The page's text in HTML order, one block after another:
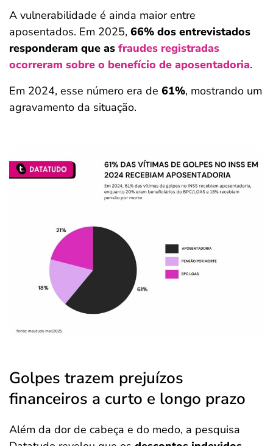
A vulnerabilidade é ainda maior entre
aposentados. Em 2025, 66% dos entrevistados
responderam que as fraudes registradas
ocorreram sobre o benefício de aposentadoria.
Em 2024, esse número era de 61%, mostrando um
agravamento da situação.
Golpes trazem prejuízos
financeiros a curto e longo prazo
Além da dor de cabeça e do medo, a pesquisa